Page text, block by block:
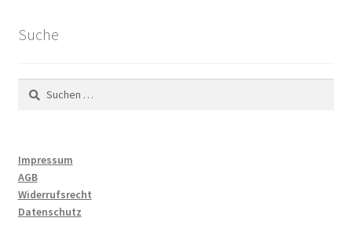
Suche
Suchen
nach:
Impressum
AGB
Widerrufsrecht
Datenschutz